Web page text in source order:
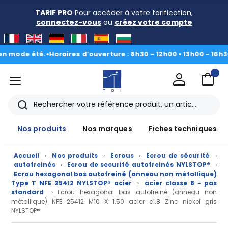
TARIF PRO Pour accéder à votre tarification,
connectez-vousou créez votre compte
été.•Horaires d’ouverture : 8h30 – 12h00 • 13h00 - 16h30| Du
menu
Rechercher
Nos produits
Nos marques Fiches techniques
Accueil › Nos produits › Ecrous › Ecrou de sécurité
›
autofreinés
› Ecrou de securité autofreinés NYLSTOP®
›
Ecrou hexagonal bas autofreiné (anneau non métallique)
Type T NFE 25412 NYLSTOP® acier
›
acier classe 8 - pas
standard
› Ecrou hexagonal bas autofreiné (anneau non
métallique) NFE 25412 M10 X 1.50 acier cl.8 Zinc nickel gris
NYLSTOP®